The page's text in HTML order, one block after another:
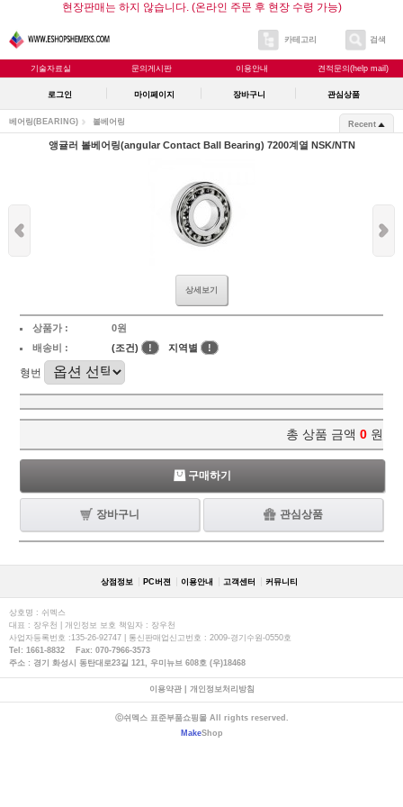
현장판매는 하지 않습니다. (온라인 주문 후 현장 수령 가능)
카테고리 검색
기술자료실 문의게시판 이용안내 견적문의(help mail)
로그인 마이페이지 장바구니 관심상품
베어링(BEARING) 볼베어링 Recent
앵귤러 볼베어링(angular Contact Ball Bearing) 7200계열 NSK/NTN
상세보기
상품가 :
0원
배송비 :
(조건) ! 지역별 !
형번
총 상품 금액 0 원
구매하기
장바구니 관심상품
상점정보 PC버젼 이용안내 고객센터 커뮤니티
상호명 : 쉬멕스
대표 : 장우천 | 개인정보 보호 책임자 : 장우천
사업자등록번호 :135-26-92747 | 통신판매업신고번호 : 2009-경기수원-0550호
Tel: 1661-8832 Fax: 070-7966-3573
주소 : 경기 화성시 동탄대로23길 121, 우미뉴브 608호 (우)18468
이용약관| 개인정보처리방침
ⓒ쉬멕스 표준부품쇼핑몰 All rights reserved.
MakeShop